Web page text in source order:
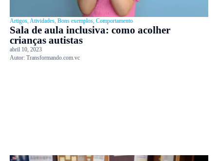
Artigos Atividades Bons exemplos Comportamento
Sala de aula inclusiva: como acolher
crianças autistas
abril 10, 2023
Autor: Transformando.com.vc